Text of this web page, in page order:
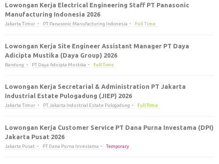
Lowongan Kerja Electrical Engineering Staff PT Panasonic
Manufacturing Indonesia 2026
Jakarta Timur PT Panasonic Manufacturing Indonesia Full Time
Lowongan Kerja Site Engineer Assistant Manager PT Daya
Adicipta Mustika (Daya Group) 2026
Bandung PT Daya Adicipta Mustika Full Time
Lowongan Kerja Secretarial & Administration PT Jakarta
Industrial Estate Pulogadung (JIEP) 2026
Jakarta Timur PT Jakarta Industrial Estate Pulogadung Full Time
Lowongan Kerja Customer Service PT Dana Purna Investama (DPI)
Jakarta Pusat 2026
Jakarta Pusat PT Dana Purna Investama Temporary